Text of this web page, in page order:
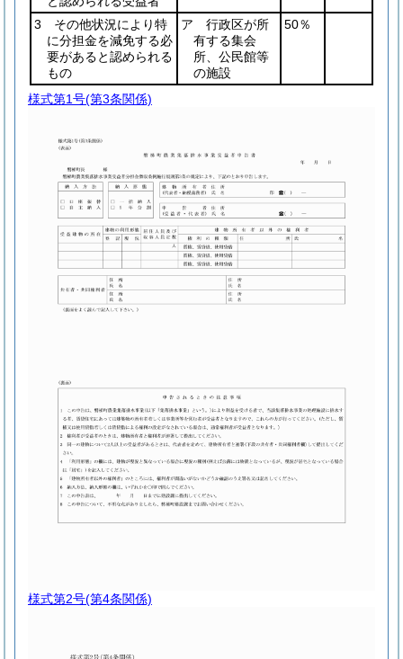
3 その他状況により特
に分担金を減免する必
要があると認められる
もの
ア 行政区が所
有する集会
所、公民館等
の施設
50％
様式第1号(第3条関係)
様式第2号(第4条関係)